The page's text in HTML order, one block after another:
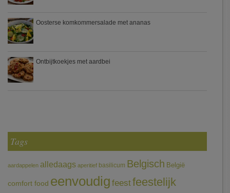
Oosterse komkommersalade met ananas
Ontbijtkoekjes met aardbei
Tags
aardappelen alledaags aperitief basilicum Belgisch België
comfort food eenvoudig feestfeestelijk